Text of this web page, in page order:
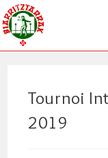
Skip
to
content
Tournoi
2019